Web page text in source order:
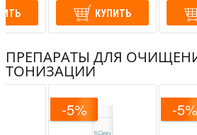
КУПИТЬ
ПРЕПАРАТЫ ДЛЯ
ТОНИЗАЦИИ
-5% -5%